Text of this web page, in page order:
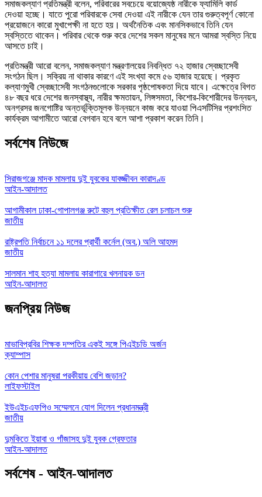
সমাজকল্যাণ প্রতিমন্ত্রী বলেন, পরিবারের সবচেয়ে বয়োজ্যেষ্ঠ নারীকে ফ্যামিলি কার্ড
দেওয়া হচ্ছে। যাতে পুরো পরিবারকে সেবা দেওয়া এই নারীকে যেন তার গুরুত্বপূর্ণ কোনো
প্রয়োজনে কারো মুখাপেক্ষী না হতে হয়। অর্থনৈতিক এবং মানসিকভাবে তিনি যেন
স্বস্তিতে থাকেন। পরিবার থেকে শুরু করে দেশের সকল মানুষের মনে আমরা স্বস্তি নিয়ে
আসতে চাই।
প্রতিমন্ত্রী আরো বলেন, সমাজকল্যাণ মন্ত্রণালয়ের নিবন্ধিত ৭২ হাজার স্বেচ্ছাসেবী
সংগঠন ছিল। সক্রিয় না থাকার কারণে এই সংখ্যা কমে ৫৬ হাজার হয়েছে। প্রকৃত
কল্যাণমুখী স্বেচ্ছাসেবী সংগঠনগুলোকে সরকার পৃষ্ঠপোষকতা দিয়ে যাবে। এক্ষেত্রে বিগত
৪৮ বছর ধরে দেশের জনস্বাস্থ্য, নারীর ক্ষমতায়ন, লিঙ্গসমতা, কিশোর-কিশোরীদের উন্নয়ন,
অনগ্রসর জনগোষ্টির অন্তর্ভূক্তিমূলক উন্নয়নে কাজ করে যাওয়া পিএসটিসির প্রশংসিত
কার্যক্রম আগামীতে আরো বেগবান হবে বলে আশা প্রকাশ করেন তিনি।
সর্বশেষ নিউজে
সিরাজগঞ্জে মাদক মামলায় দুই যুবকের যাবজ্জীবন কারাদণ্ড
আইন-আদালত
আগামীকাল ঢাকা-গোপালগঞ্জ রুটে বহুল প্রতিক্ষীত রেল চলাচল শুরু
জাতীয়
রাষ্ট্রপতি নির্বাচনে ১১ দলের প্রার্থী কর্নেল (অব.) অলি আহমদ
জাতীয়
সালমান শাহ হত্যা মামলায় কারাগারে খলনায়ক ডন
আইন-আদালত
জনপ্রিয় নিউজ
মাভাবিপ্রবির শিক্ষক দম্পতির একই সঙ্গে পিএইচডি অর্জন
ক্যাম্পাস
কোন পেশার মানুষরা পরকীয়ায় বেশি জড়ান?
লাইফস্টাইল
ইউএইচএফপিও সম্মেলনে যোগ দিলেন প্রধানমন্ত্রী
জাতীয়
দুমকিতে ইয়াবা ও গাঁজাসহ দুই যুবক গ্রেফতার
আইন-আদালত
সর্বশেষ - আইন-আদালত